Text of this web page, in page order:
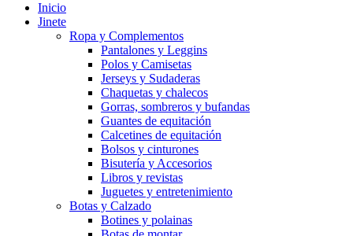
Inicio
Jinete
Ropa y Complementos
Pantalones y Leggins
Polos y Camisetas
Jerseys y Sudaderas
Chaquetas y chalecos
Gorras, sombreros y bufandas
Guantes de equitación
Calcetines de equitación
Bolsos y cinturones
Bisutería y Accesorios
Libros y revistas
Juguetes y entretenimiento
Botas y Calzado
Botines y polainas